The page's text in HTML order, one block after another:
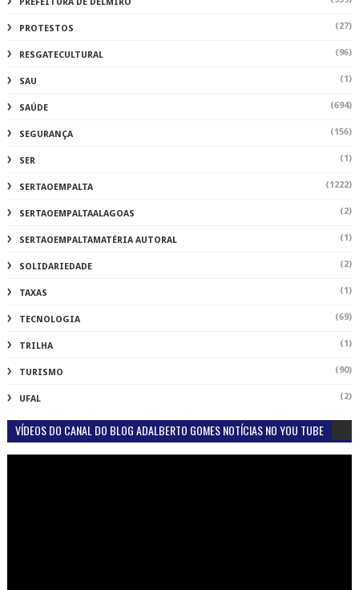
PREFEITURA DE DELMIRO
PROTESTOS (27)
RESGATECULTURAL (96)
SAU (1)
SAÚDE (694)
SEGURANÇA (156)
SER (1)
SERTAOEMPALTA (1222)
SERTAOEMPALTAALAGOAS (2)
SERTAOEMPALTAMATÉRIA AUTORAL (1)
SOLIDARIEDADE (2)
TAXAS (1)
TECNOLOGIA (69)
TRILHA (1)
TURISMO (90)
UFAL (2)
VÍDEOS DO CANAL DO BLOG ADALBERTO GOMES NOTÍCIAS NO YOU TUBE